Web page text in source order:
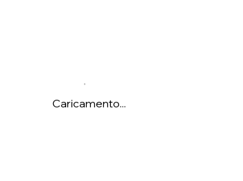
Caricamento...